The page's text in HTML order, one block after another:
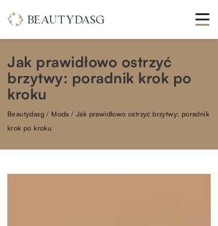
Jak prawidłowo ostrzyć
brzytwy: poradnik krok po
kroku
Beautydasg / Moda /Jak prawidłowo ostrzyć brzytwy: poradnik
krok po kroku